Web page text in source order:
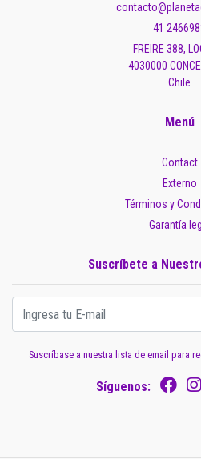
41
FREIRE 388,
4030000
Chile
Menú
Contact
Externo
Términos y
Garantía
Suscríbete a
Suscríbase a nuestra lista de email para
Síguenos: